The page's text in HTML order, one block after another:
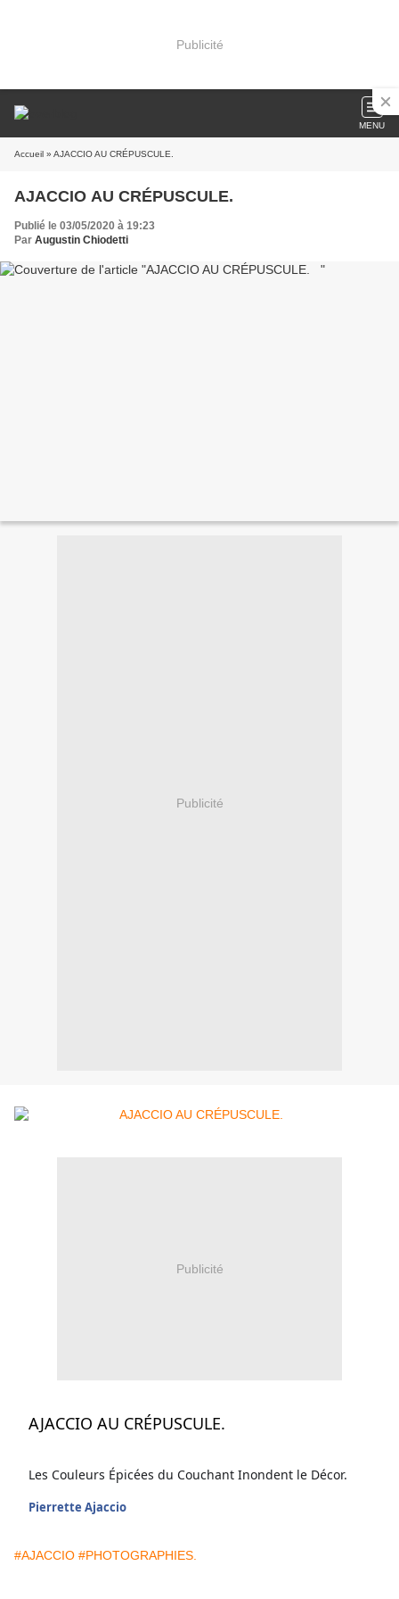
Publicité
MENU
Accueil » AJACCIO AU CRÉPUSCULE.
Publié le 03/05/2020 à 19:23
Par Augustin Chiodetti
Publicité
Publicité
AJACCIO AU CRÉPUSCULE.
Les Couleurs Épicées du Couchant Inondent le Décor.
Pierrette Ajaccio
#AJACCIO #PHOTOGRAPHIES.